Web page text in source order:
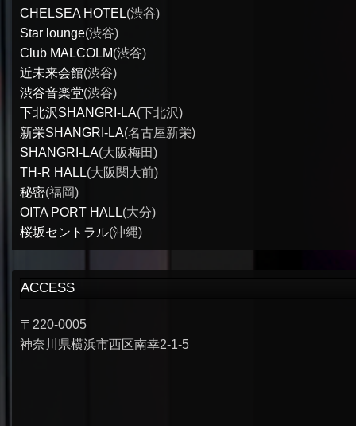
CHELSEA HOTEL(渋谷)
Star lounge(渋谷)
Club MALCOLM(渋谷)
近未来会館(渋谷)
渋谷音楽堂(渋谷)
下北沢SHANGRI-LA(下北沢)
新栄SHANGRI-LA(名古屋新栄)
SHANGRI-LA(大阪梅田)
TH-R HALL(大阪関大前)
秘密(福岡)
OITA PORT HALL(大分)
桜坂セントラル(沖縄)
ACCESS
〒220-0005
神奈川県横浜市西区南幸2-1-5